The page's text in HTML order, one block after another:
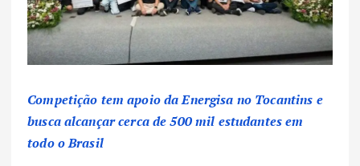
Competição tem apoio da Energisa no Tocantins e
busca alcançar cerca de 500 mil estudantes em
todo o Brasil